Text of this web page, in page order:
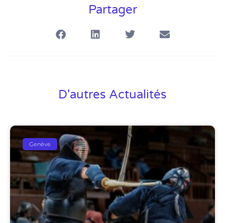
Partager
D'autres Actualités
Genève